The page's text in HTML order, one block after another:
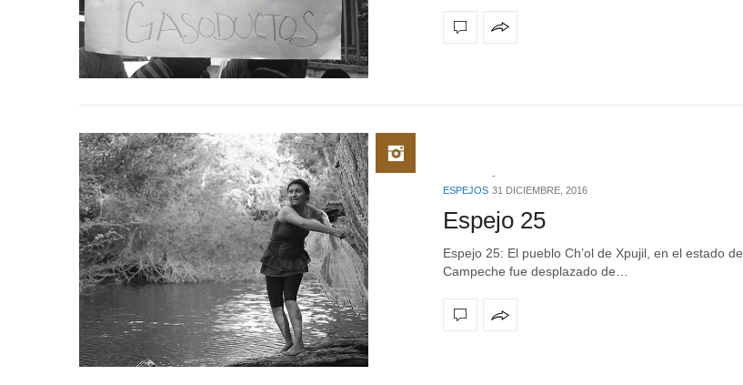
ESPEJOS 31 DICIEMBRE, 2016
Espejo 25
Espejo 25: El pueblo Ch’ol de Xpujil, en el estado de
Campeche fue desplazado de…